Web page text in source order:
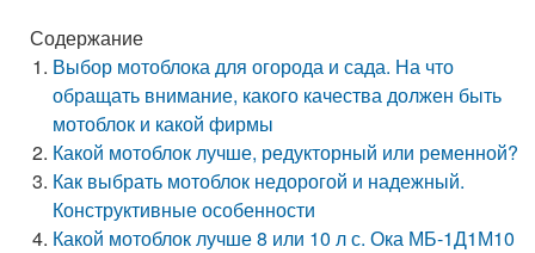
Содержание
Выбор мотоблока для огорода и сада. На что
обращать внимание, какого качества должен быть
мотоблок и какой фирмы
Какой мотоблок лучше, редукторный или ременной?
Как выбрать мотоблок недорогой и надежный.
Конструктивные особенности
Какой мотоблок лучше 8 или 10 л с. Ока МБ-1Д1М10